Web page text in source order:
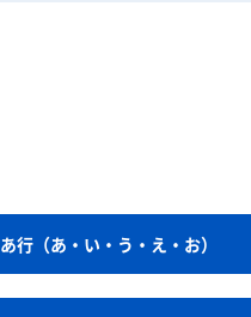
あ行（あ・い・う・え・お）